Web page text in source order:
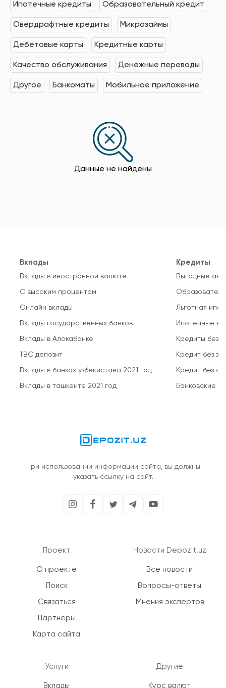
Ипотечные кредиты Образовательный кредит
Овердрафтные кредиты Микрозаймы
Дебетовые карты Кредитные карты
Качество обслуживания Денежные переводы
Другое Банкоматы Мобильное приложение
Данные не найдены
Вклады
Вклады в иностранной валюте
С высоким процентом
Онлайн вклады
Вклады государственных банков
Вклады в Алокабанке
TBC депозит
Вклады в банках узбекистана 2021 год
Вклады в ташкенте 2021 год
Кредиты
Выгодные
Льготная
Ипотечные
Кредиты без
Кредит без
Кредит без
Банковские
При использовании информации сайта, вы должны
указать ссылку на сайт.
Проект
О проекте
Поиск
Связаться
Партнеры
Карта сайта
Услуги
Вклады
Новости Depozit.uz
Все новости
Вопросы-ответы
Мнения экспертов
Другие
Курс валют